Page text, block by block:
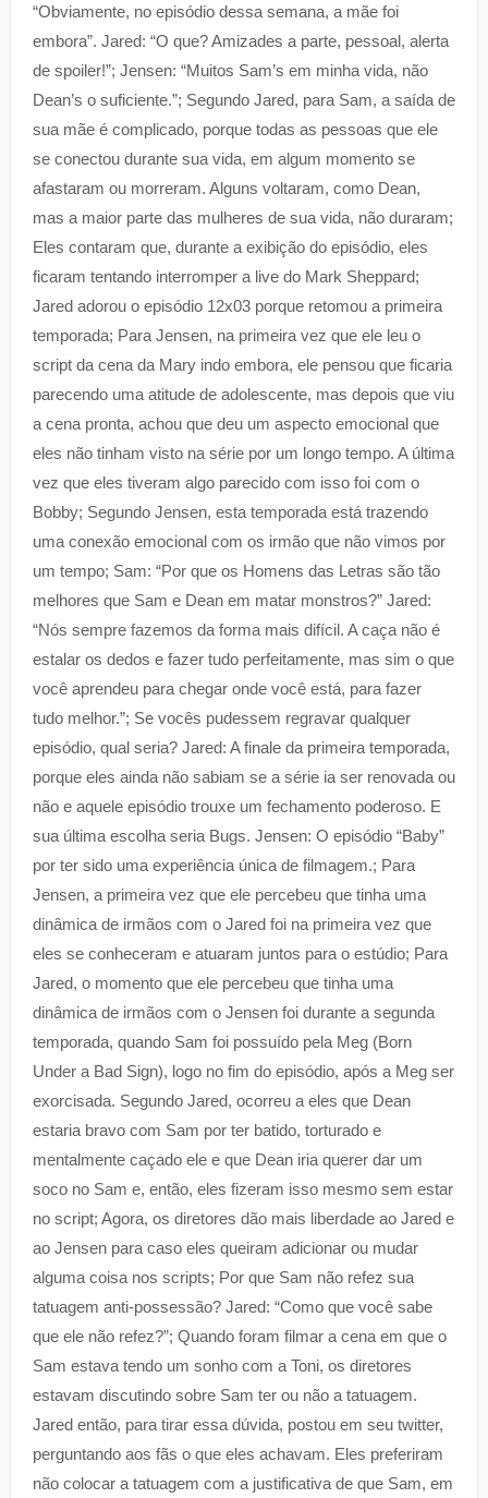
“Obviamente, no episódio dessa semana, a mãe foi
embora”. Jared: “O que? Amizades a parte, pessoal, alerta
de spoiler!”; Jensen: “Muitos Sam’s em minha vida, não
Dean’s o suficiente.”; Segundo Jared, para Sam, a saída de
sua mãe é complicado, porque todas as pessoas que ele
se conectou durante sua vida, em algum momento se
afastaram ou morreram. Alguns voltaram, como Dean,
mas a maior parte das mulheres de sua vida, não duraram;
Eles contaram que, durante a exibição do episódio, eles
ficaram tentando interromper a live do Mark Sheppard;
Jared adorou o episódio 12x03 porque retomou a primeira
temporada; Para Jensen, na primeira vez que ele leu o
script da cena da Mary indo embora, ele pensou que ficaria
parecendo uma atitude de adolescente, mas depois que viu
a cena pronta, achou que deu um aspecto emocional que
eles não tinham visto na série por um longo tempo. A última
vez que eles tiveram algo parecido com isso foi com o
Bobby; Segundo Jensen, esta temporada está trazendo
uma conexão emocional com os irmão que não vimos por
um tempo; Sam: “Por que os Homens das Letras são tão
melhores que Sam e Dean em matar monstros?” Jared:
“Nós sempre fazemos da forma mais difícil. A caça não é
estalar os dedos e fazer tudo perfeitamente, mas sim o que
você aprendeu para chegar onde você está, para fazer
tudo melhor.”; Se vocês pudessem regravar qualquer
episódio, qual seria? Jared: A finale da primeira temporada,
porque eles ainda não sabiam se a série ia ser renovada ou
não e aquele episódio trouxe um fechamento poderoso. E
sua última escolha seria Bugs. Jensen: O episódio “Baby”
por ter sido uma experiência única de filmagem.; Para
Jensen, a primeira vez que ele percebeu que tinha uma
dinâmica de irmãos com o Jared foi na primeira vez que
eles se conheceram e atuaram juntos para o estúdio; Para
Jared, o momento que ele percebeu que tinha uma
dinâmica de irmãos com o Jensen foi durante a segunda
temporada, quando Sam foi possuído pela Meg (Born
Under a Bad Sign), logo no fim do episódio, após a Meg ser
exorcisada. Segundo Jared, ocorreu a eles que Dean
estaria bravo com Sam por ter batido, torturado e
mentalmente caçado ele e que Dean iria querer dar um
soco no Sam e, então, eles fizeram isso mesmo sem estar
no script; Agora, os diretores dão mais liberdade ao Jared e
ao Jensen para caso eles queiram adicionar ou mudar
alguma coisa nos scripts; Por que Sam não refez sua
tatuagem anti-possessão? Jared: “Como que você sabe
que ele não refez?”; Quando foram filmar a cena em que o
Sam estava tendo um sonho com a Toni, os diretores
estavam discutindo sobre Sam ter ou não a tatuagem.
Jared então, para tirar essa dúvida, postou em seu twitter,
perguntando aos fãs o que eles achavam. Eles preferiram
não colocar a tatuagem com a justificativa de que Sam, em